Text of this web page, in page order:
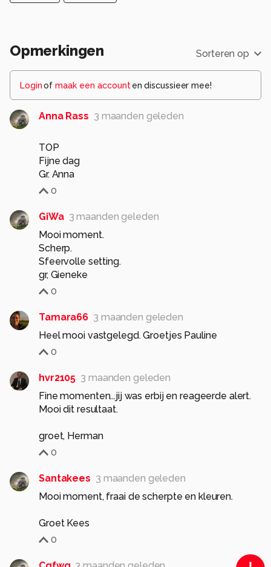
Opmerkingen Sorteren op
Loginof maak een account en discussieer mee!
Anna Rass 3 maanden geleden
TOP
Fijne dag
Gr. Anna
0
GiWa 3 maanden geleden
Mooi moment.
Scherp.
Sfeervolle setting.
gr, Gieneke
0
Tamara66 3 maanden geleden
Heel mooi vastgelegd. Groetjes Pauline
0
hvr2105 3 maanden geleden
Fine momenten...jij was erbij en reageerde alert.
Mooi dit resultaat.
groet, Herman
0
Santakees 3 maanden geleden
Mooi moment, fraai de scherpte en kleuren.
Groet Kees
0